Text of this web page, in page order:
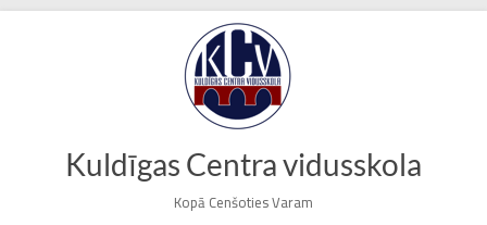
Skip
Kuldīgas Centra vidusskola
Kopā Cenšoties Varam